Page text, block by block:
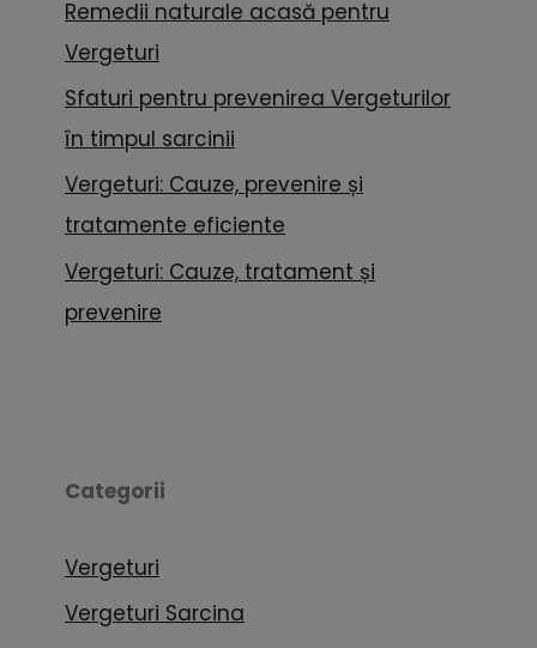
Remedii naturale acasă pentru
Vergeturi
Sfaturi pentru prevenirea Vergeturilor
în timpul sarcinii
Vergeturi: Cauze, prevenire și
tratamente eficiente
Vergeturi: Cauze, tratament și
prevenire
Categorii
Vergeturi
Vergeturi Sarcina